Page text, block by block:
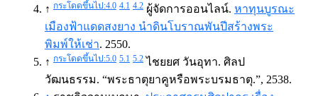
↑ กระโดดขึ้นไป:4.0 4.1 4.2 ผู้จัดการออนไลน์. หาทุนบูรณะ
เมืองฟ้าแดดสงยาง นำดินโบราณพันปีสร้างพระ
พิมพ์ให้เช่า. 2550.
↑ กระโดดขึ้นไป:5.0 5.1 5.2 ไชยยศ วันอุทา. ศิลป
วัฒนธรรม. “พระธาตุยาคูหรือพระบรมธาตุ.”, 2538.